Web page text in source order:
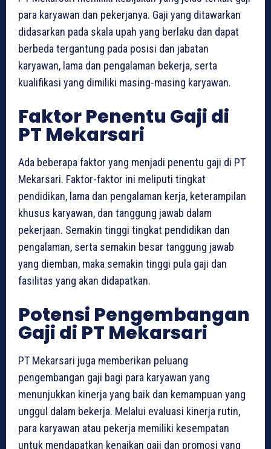
para karyawan dan pekerjanya. Gaji yang ditawarkan
didasarkan pada skala upah yang berlaku dan dapat
berbeda tergantung pada posisi dan jabatan
karyawan, lama dan pengalaman bekerja, serta
kualifikasi yang dimiliki masing-masing karyawan.
Faktor Penentu Gaji di
PT Mekarsari
Ada beberapa faktor yang menjadi penentu gaji di PT
Mekarsari. Faktor-faktor ini meliputi tingkat
pendidikan, lama dan pengalaman kerja, keterampilan
khusus karyawan, dan tanggung jawab dalam
pekerjaan. Semakin tinggi tingkat pendidikan dan
pengalaman, serta semakin besar tanggung jawab
yang diemban, maka semakin tinggi pula gaji dan
fasilitas yang akan didapatkan.
Potensi Pengembangan
Gaji di PT Mekarsari
PT Mekarsari juga memberikan peluang
pengembangan gaji bagi para karyawan yang
menunjukkan kinerja yang baik dan kemampuan yang
unggul dalam bekerja. Melalui evaluasi kinerja rutin,
para karyawan atau pekerja memiliki kesempatan
untuk mendapatkan kenaikan gaji dan promosi yang